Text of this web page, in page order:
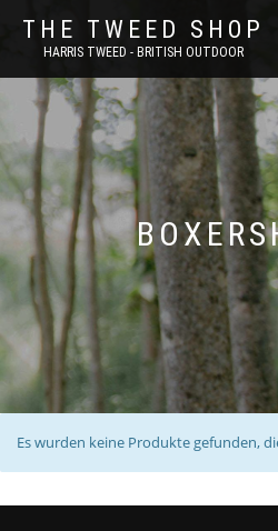
THE TWEED SHOP
HARRIS TWEED - BRITISH OUTDOOR
Es wurden keine Produkte gefunden,